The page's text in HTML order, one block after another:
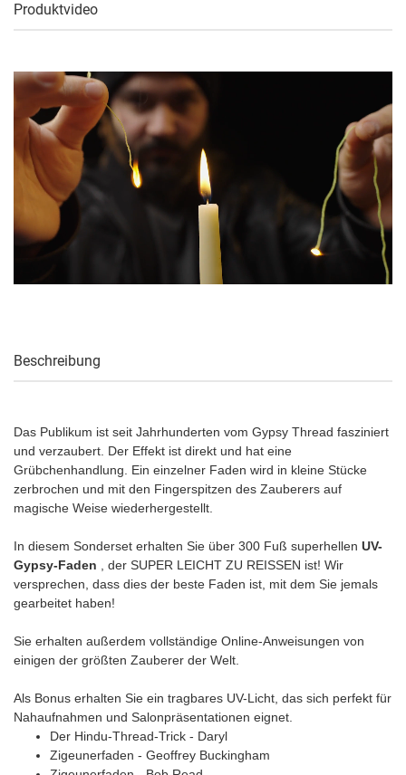
Produktvideo
Beschreibung
Das Publikum ist seit Jahrhunderten vom Gypsy Thread fasziniert
und verzaubert. Der Effekt ist direkt und hat eine
Grübchenhandlung. Ein einzelner Faden wird in kleine Stücke
zerbrochen und mit den Fingerspitzen des Zauberers auf
magische Weise wiederhergestellt.
In diesem Sonderset erhalten Sie über 300 Fuß superhellen UV-
Gypsy-Faden , der SUPER LEICHT ZU REISSEN ist! Wir
versprechen, dass dies der beste Faden ist, mit dem Sie jemals
gearbeitet haben!
Sie erhalten außerdem vollständige Online-Anweisungen von
einigen der größten Zauberer der Welt.
Als Bonus erhalten Sie ein tragbares UV-Licht, das sich perfekt für
Nahaufnahmen und Salonpräsentationen eignet.
Der Hindu-Thread-Trick - Daryl
Zigeunerfaden - Geoffrey Buckingham